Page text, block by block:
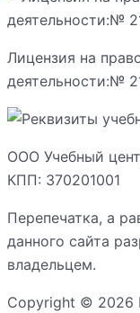
Лицензия на
деятельности:№
ООО Учебный
КПП: 370201001
Перепечатка, а
данного сайта
владельцем.
Copyright © 2026